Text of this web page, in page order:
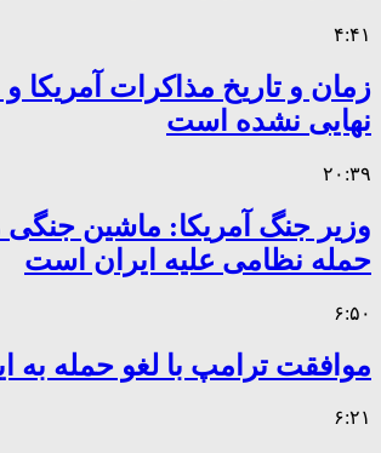
۴:۴۱
زمان و تاریخ مذاکرات آمریکا و
نهایی نشده است
۲۰:۳۹
وزیر جنگ آمریکا: ماشین جنگی
حمله نظامی علیه ایران است
۶:۵۰
موافقت ترامپ با لغو حمله به
۶:۲۱